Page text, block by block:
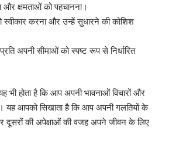
और क्षमताओं को पहचानना।
स्वीकार करना और उन्हें सुधारने की कोशिश
अपनी सीमाओं को स्पष्ट रूप से निर्धारित
भी होता है कि आप अपनी भावनाओं विचारों और
यह आपको सिखाता है कि आप अपनी गलतियों के
की अपेक्षाओं की वजह अपने जीवन के लिए